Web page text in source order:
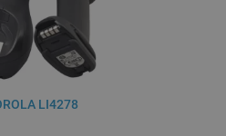
LI4278